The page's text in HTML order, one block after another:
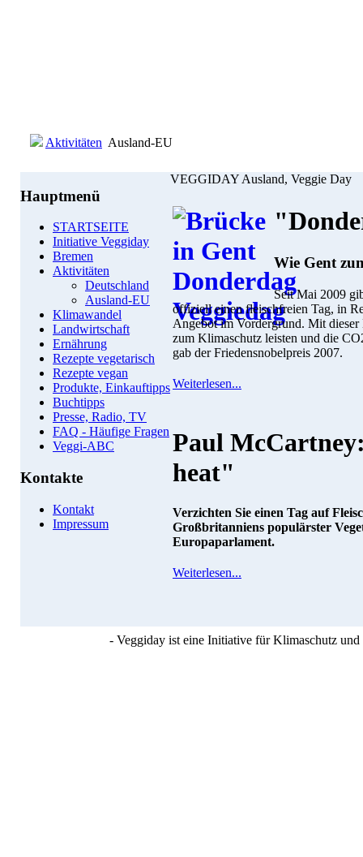
Aktivitäten Ausland-EU
Hauptmenü
STARTSEITE
Initiative Veggiday
Bremen
Aktivitäten
Deutschland
Ausland-EU
Klimawandel
Landwirtschaft
Ernährung
Rezepte vegetarisch
Rezepte vegan
Produkte, Einkauftipps
Buchtipps
Presse, Radio, TV
FAQ - Häufige Fragen
Veggi-ABC
Kontakte
Kontakt
Impressum
VEGGIDAY Ausland, Veggie Day
Wie Gent
Seit Mai 2009
offiziell einen fleischfreien Tag, in
Angebot im Vordergrund. Mit
zum Klimaschutz leisten und die
gab der Friedensnobelpreis 2007.
Weiterlesen...
Paul
heat"
Verzichten Sie einen Tag auf
Großbritanniens populärster
Europaparlament.
Weiterlesen...
- Veggiday ist eine Initiative für Klimaschutz